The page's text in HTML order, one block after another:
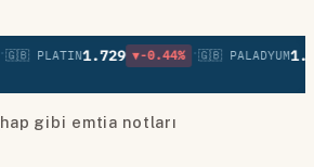
🇬🇧 PLATIN1.729 ▼-0.44% • 🇬🇧 PALADYUM
hap gibi emtia notları